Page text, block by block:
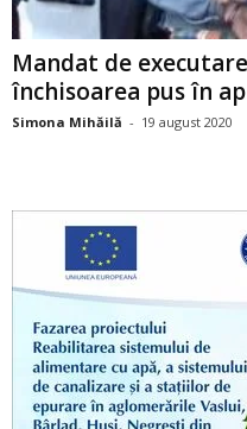
Mandat de
închisoarea pus în
Simona Mihăilă - 19 august 2020